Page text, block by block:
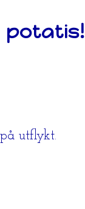
potatis!
utflykt.